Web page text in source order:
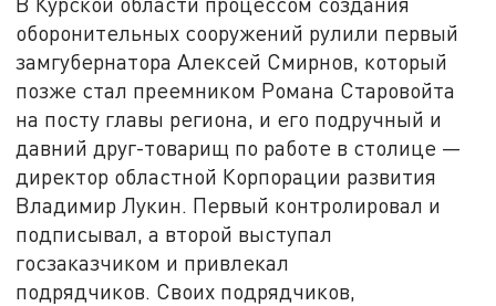
оборонительных сооружений рулили первый
замгубернатора Алексей Смирнов, который
позже стал преемником Романа Старовойта
на посту главы региона, и его подручный и
давний друг-товарищ по работе в столице —
директор областной Корпорации развития
Владимир Лукин. Первый контролировал и
подписывал, а второй выступал
госзаказчиком и привлекал
подрядчиков. Своих подрядчиков,